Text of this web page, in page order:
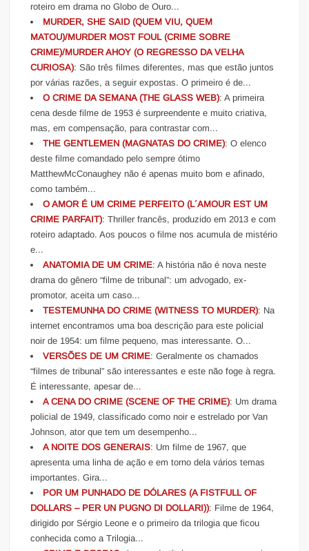
roteiro em drama no Globo de Ouro...
MURDER, SHE SAID (QUEM VIU, QUEM
MATOU)/MURDER MOST FOUL (CRIME SOBRE
CRIME)/MURDER AHOY (O REGRESSO DA VELHA
CURIOSA): São três filmes diferentes, mas que estão juntos
por várias razões, a seguir expostas. O primeiro é de...
O CRIME DA SEMANA (THE GLASS WEB): A primeira
cena desde filme de 1953 é surpreendente e muito criativa,
mas, em compensação, para contrastar com...
THE GENTLEMEN (MAGNATAS DO CRIME): O elenco
deste filme comandado pelo sempre ótimo
MatthewMcConaughey não é apenas muito bom e afinado,
como também...
O AMOR É UM CRIME PERFEITO (L´AMOUR EST UM
CRIME PARFAIT): Thriller francês, produzido em 2013 e com
roteiro adaptado. Aos poucos o filme nos acumula de mistério
e...
ANATOMIA DE UM CRIME: A história não é nova neste
drama do gênero “filme de tribunal”: um advogado, ex-
promotor, aceita um caso...
TESTEMUNHA DO CRIME (WITNESS TO MURDER): Na
internet encontramos uma boa descrição para este policial
noir de 1954: um filme pequeno, mas interessante. O...
VERSÕES DE UM CRIME: Geralmente os chamados
“filmes de tribunal” são interessantes e este não foge à regra.
É interessante, apesar de...
A CENA DO CRIME (SCENE OF THE CRIME): Um drama
policial de 1949, classificado como noir e estrelado por Van
Johnson, ator que tem um desempenho...
A NOITE DOS GENERAIS: Um filme de 1967, que
apresenta uma linha de ação e em torno dela vários temas
importantes. Gira...
POR UM PUNHADO DE DÓLARES (A FISTFULL OF
DOLLARS – PER UN PUGNO DI DOLLARI)): Filme de 1964,
dirigido por Sérgio Leone e o primeiro da trilogia que ficou
conhecida como a Trilogia...